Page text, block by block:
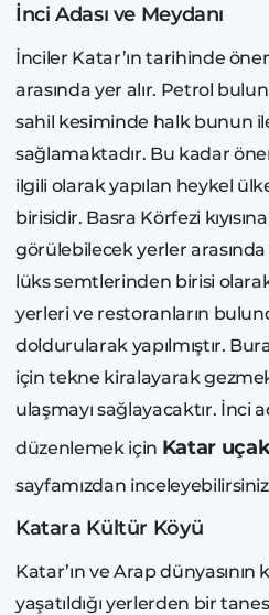
İnci Adası ve Meydanı
İnciler Katar’ın tarihinde
arasında yer alır. Petrol
sahil kesiminde halk bunun
sağlamaktadır. Bu kadar
ilgili olarak yapılan heykel
birisidir. Basra Körfezi
görülebilecek yerler
lüks semtlerinden birisi
yerleri ve restoranların
doldurularak yapılmıştır.
için tekne kiralayarak
ulaşmayı sağlayacaktır. İnci
düzenlemek için Katar
sayfamızdan
Katara Kültür Köyü
Katar’ın ve Arap dünyasının
yaşatıldığı yerlerden bir